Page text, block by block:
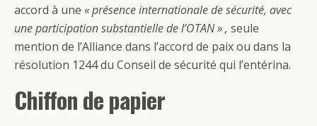
accord à une « présence internationale de sécurité, avec
une participation substantielle de l’OTAN » , seule
mention de l’Alliance dans l’accord de paix ou dans la
résolution 1244 du Conseil de sécurité qui l’entérina.
Chiffon de papier